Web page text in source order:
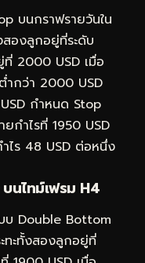
บนกราฟรายวันใน
องลูกอยู่ที่ระดับ
2000 USD เมื่อ
ำกว่า 2000 USD
USD กำหนด Stop
กำไรที่ 1950 USD
ำไร 48 USD ต่อหนึ่ง
ไทม์เฟรม H4
บ Double Bottom
ทะทั้งสองลูกอยู่ที่